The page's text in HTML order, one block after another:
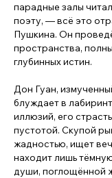
парадные залы
поэту, — всё это
Пушкина. Он
пространства,
глубинных истин.
Дон Гуан,
блуждает в
иллюзий, его
пустотой. Скупой
жадностью, ищет
находит лишь
души, поглощённой